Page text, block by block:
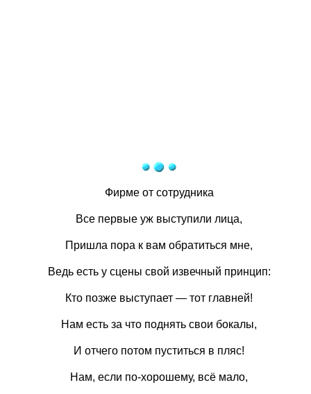
Фирме от сотрудника
Все первые уж выступили лица,
Пришла пора к вам обратиться мне,
Ведь есть у сцены свой извечный принцип:
Кто позже выступает — тот главней!
Нам есть за что поднять свои бокалы,
И отчего потом пуститься в пляс!
Нам, если по-хорошему, всё мало,